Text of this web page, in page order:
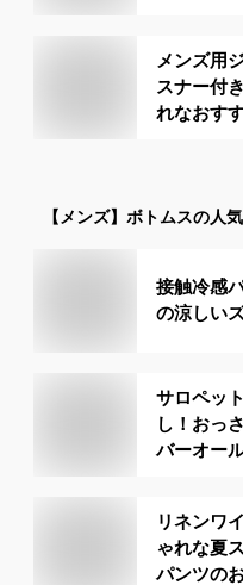
メンズ用
スナー付
れなおす
【メンズ】 ボトムスの人
接触冷感
の涼しい
サロペッ
し！おっ
バーオー
リネンワ
ゃれな夏
パンツの